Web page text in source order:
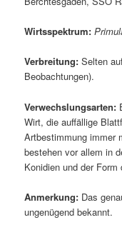
Wirtsspektrum:
Verbreitung:Selten
Beobachtungen).
Verwechslungsarten:
Wirt, die auffällige
Artbestimmung immer
bestehen vor allem in
Konidien und der Form
Anmerkung: Das
ungenügend bekannt.